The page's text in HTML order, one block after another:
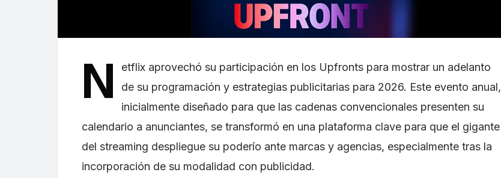
N
etflix aprovechó su participación en los Upfronts para mostrar un adelanto
de su programación y estrategias publicitarias para 2026. Este evento anual,
inicialmente diseñado para que las cadenas convencionales presenten su
calendario a anunciantes, se transformó en una plataforma clave para que el gigante
del streaming despliegue su poderío ante marcas y agencias, especialmente tras la
incorporación de su modalidad con publicidad.